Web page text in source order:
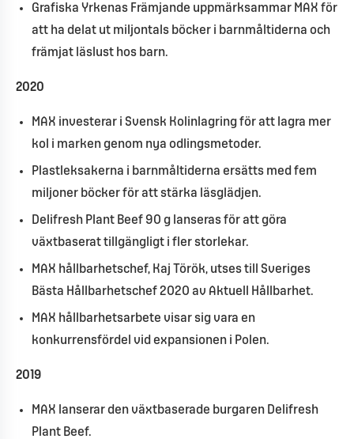
Grafiska Yrkenas Främjande uppmärksammar MAX för
att ha delat ut miljontals böcker i barnmåltiderna och
främjat läslust hos barn.
2020
MAX investerar i Svensk Kolinlagring för att lagra mer
kol i marken genom nya odlingsmetoder.
Plastleksakerna i barnmåltiderna ersätts med fem
miljoner böcker för att stärka läsglädjen.
Delifresh Plant Beef 90 g lanseras för att göra
växtbaserat tillgängligt i fler storlekar.
MAX hållbarhetschef, Kaj Török, utses till Sveriges
Bästa Hållbarhetschef 2020 av Aktuell Hållbarhet.
MAX hållbarhetsarbete visar sig vara en
konkurrensfördel vid expansionen i Polen.
2019
MAX lanserar den växtbaserade burgaren Delifresh
Plant Beef.